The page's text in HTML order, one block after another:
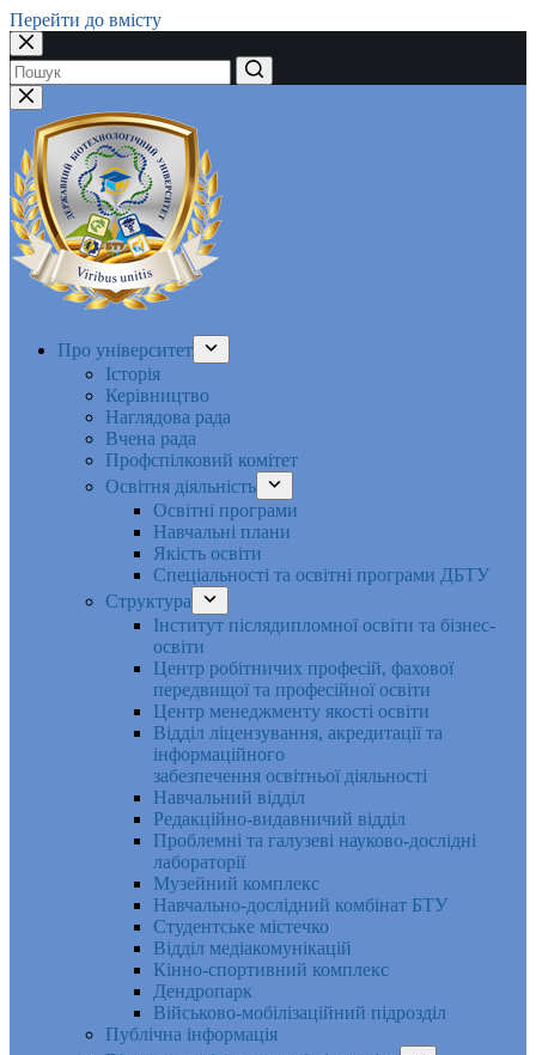
Перейти до вмісту
Немає
результатів
Про університет
Історія
Керівництво
Наглядова рада
Вчена рада
Профспілковий комітет
Освітня діяльність
Освітні програми
Навчальні плани
Якість освіти
Спеціальності та освітні програми ДБТУ
Структура
Інститут післядипломної освіти та бізнес-
освіти
Центр робітничих професій, фахової
передвищої та професійної освіти
Центр менеджменту якості освіти
Відділ ліцензування, акредитації та
інформаційного
забезпечення освітньої діяльності
Навчальний відділ
Редакційно-видавничий відділ
Проблемні та галузеві науково-дослідні
лабораторії
Музейний комплекс
Навчально-дослідний комбінат БТУ
Студентське містечко
Відділ медіакомунікацій
Кінно-спортивний комплекс
Дендропарк
Військово-мобілізаційний підрозділ
Публічна інформація